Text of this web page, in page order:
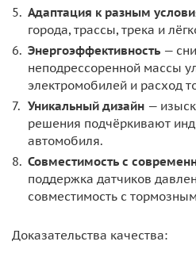
Адаптация к разным
города, трассы, трека и
Энергоэффективность —
неподрессоренной массы
электромобилей и расход
Уникальный дизайн —
решения подчёркивают
автомобиля.
Совместимость с
поддержка датчиков
совместимость с
Доказательства качества: